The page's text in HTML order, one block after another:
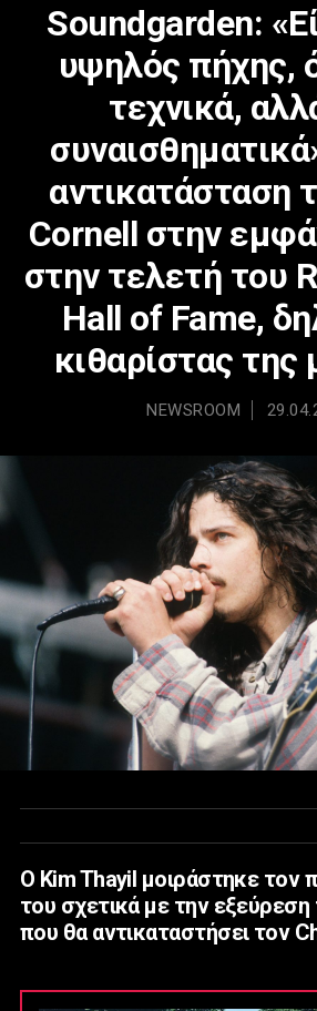
Soundgarden:
υψηλός πήχης,
τεχνικά,
αντικατάσταση
Cornell στην
στην τελετή του
Hall of Fame,
κιθαρίστας της
NEWSROOM
Ο Kim Thayil μοιράστηκε τον
του σχετικά με την εξεύρεση
που θα αντικαταστήσει τον